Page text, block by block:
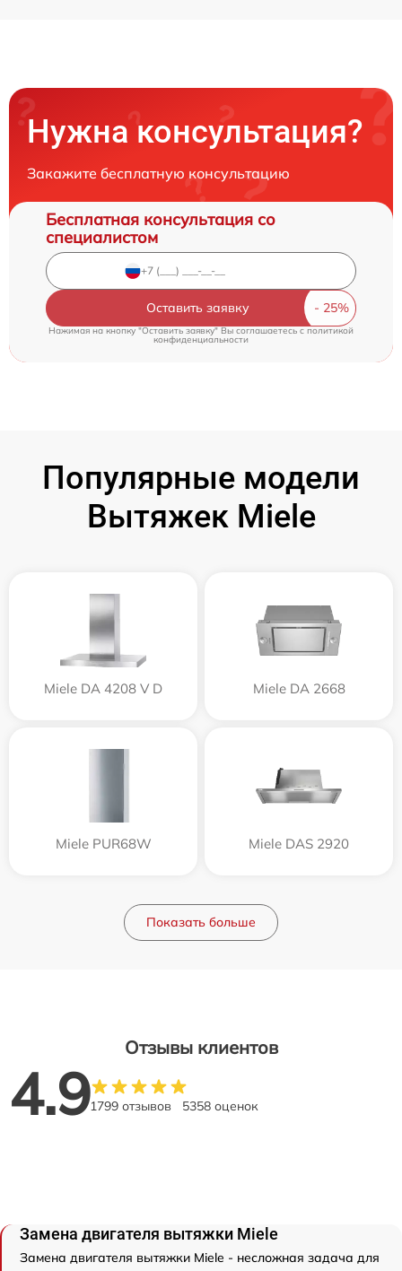
Нужна консультация?
Закажите бесплатную консультацию
Бесплатная консультация со
специалистом
Оставить заявку
Нажимая на кнопку "Оставить заявку" Вы соглашаетесь cполитикой
конфиденциальности
Популярные модели
Вытяжек Miele
Miele DA 4208 V D Miele DA 2668
Miele PUR68W Miele DAS 2920
Показать больше
Отзывы клиентов
4.91799 отзывов 5358 оценок
Замена двигателя вытяжки Miele
Замена двигателя вытяжки Miele - несложная задача для